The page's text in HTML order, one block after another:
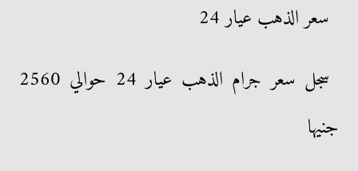
سعر الذهب عيار 24
سجل سعر جرام الذهب عيار 24 حوالي 2560
جنيها